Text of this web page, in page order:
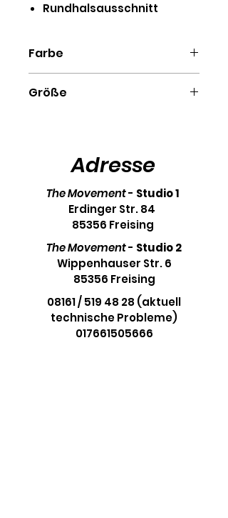
Rundhalsausschnitt
Farbe
French Navy, Khaki, Royal Blue,
Größe
Adresse
The Movement- Studio 1
Erdinger Str. 84
85356 Freising
The Movement- Studio 2
Wippenhauser Str. 6
85356 Freising
08161 / 519 48 28 (aktuell
technische Probleme)
017661505666